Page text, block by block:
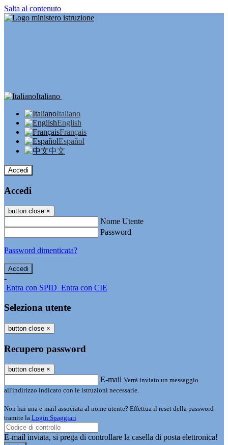
Salta al contenuto
Italiano
Italiano
English
Français
Español
中文
Accedi
Accedi
button close ×
Nome Utente
Password
Password dimenticata?
-
Entra con SPID Entra con CIE
Seleziona utente
button close ×
Recupero password
button close ×
E-mail Verrà inviato un messaggio
all'indirizzo indicato con le istruzioni necessarie.
Non hai una e-mail associata al nome utente? Effettua il reset della password
tramite la Login Spaggiari
E-mail inviata, si prega di controllare la casella di posta elettronica!